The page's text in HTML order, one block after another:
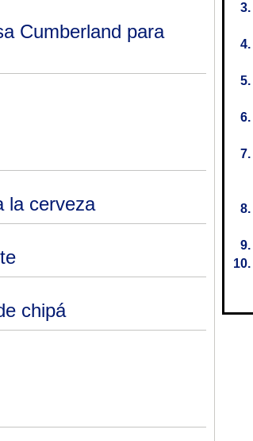
Cumberland para
la cerveza
chipá